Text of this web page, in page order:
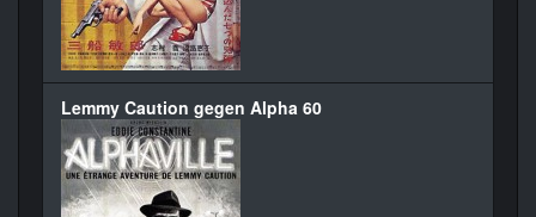
Lemmy Caution gegen Alpha 60